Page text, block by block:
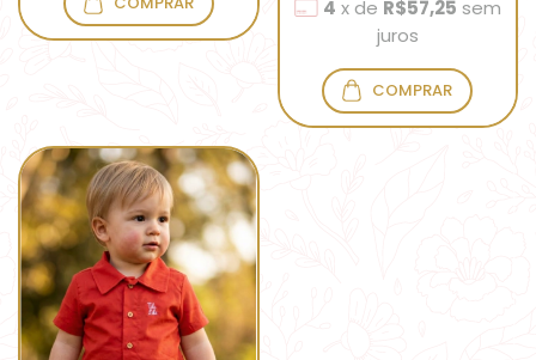
4 x de R$57,25 sem
juros
COMPRAR